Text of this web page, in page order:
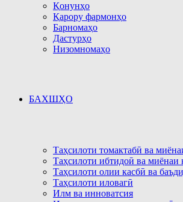
Қонунҳо
Қарору фармонҳо
Барномаҳо
Дастурҳо
Низомномаҳо
БАХШҲО
Таҳсилоти томактабӣ ва
Таҳсилоти ибтидоӣ ва миёнаи
Таҳсилоти олии касбӣ ва
Таҳсилоти иловагӣ
Илм ва инноватсия